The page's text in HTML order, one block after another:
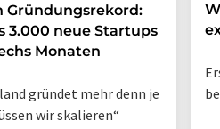
Gründungsrekord:
3.000 neue Startups
Monaten
gründet mehr denn je
wir skalieren“